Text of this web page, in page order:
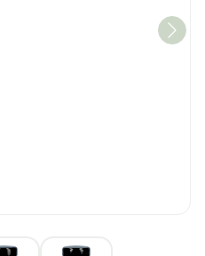
image
View larger image
View larger